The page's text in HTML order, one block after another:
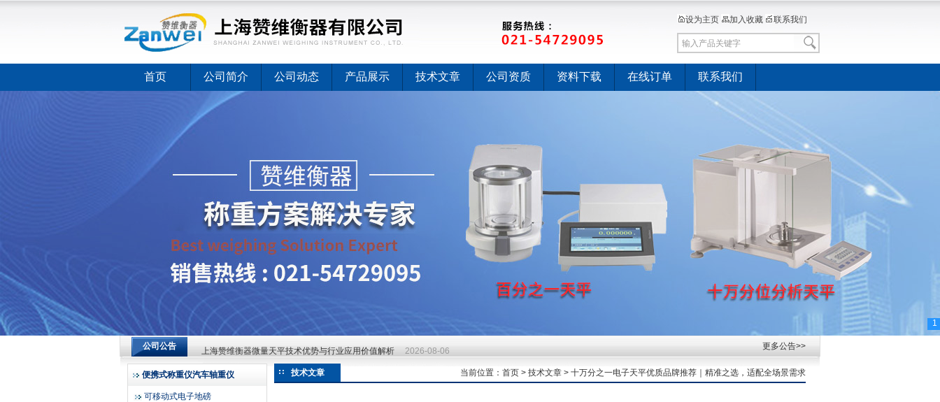
上海赞维衡器有限公司
设为主页 加入收藏 联系我们
首页 公司简介 公司动态 产品展示 技术文章 公司资质 资料下载 在线订单 联系我们
1
公司公告
上海赞维衡器微量天平技术优势与行业应用价值解析
上海赞维衡器微量天平技术优势与行业应用价值解析 2026-08-06
上海赞维衡器微量天平技术优势与行业应用价值解析
更多公告>>
便携式称重仪汽车轴重仪
可移动式电子地磅
技术文章 当前位置： 首页 > 技术文章 > 十万分之一电子天平优质品牌推荐｜精准之选，适配全场景需求